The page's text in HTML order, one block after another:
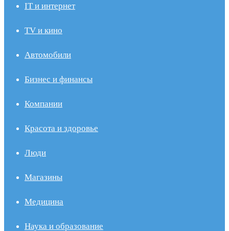
IT и интернет
TV и кино
Автомобили
Бизнес и финансы
Компании
Красота и здоровье
Люди
Магазины
Медицина
Наука и образование